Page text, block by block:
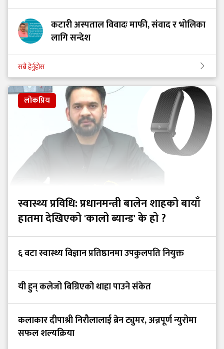
कटारी अस्पताल विवादः माफी, संवाद र भोलिका
लागि सन्देश
सबै हेर्नुहोस
लोकप्रिय
स्वास्थ्य प्रविधि: प्रधानमन्त्री बालेन शाहको बायाँ
हातमा देखिएको 'कालो ब्यान्ड' के हो ?
६ वटा स्वास्थ्य विज्ञान प्रतिष्ठानमा उपकुलपति नियुक्त
यी हुन् कलेजो बिग्रिएको थाहा पाउने संकेत
कलाकार दीपाश्री निरौलालाई ब्रेन ट्युमर, अन्नपूर्ण न्युरोमा
सफल शल्यक्रिया